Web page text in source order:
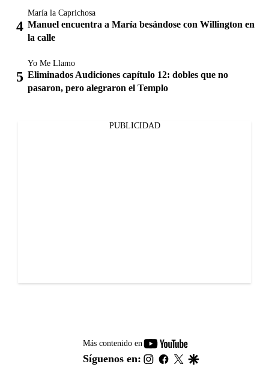
María la Caprichosa
Manuel encuentra a María besándose con Willington en
la calle
Yo Me Llamo
Eliminados Audiciones capítulo 12: dobles que no
pasaron, pero alegraron el Templo
PUBLICIDAD
Más contenido en
youtube-
footer
Síguenos en: instagram
facebook
twitter